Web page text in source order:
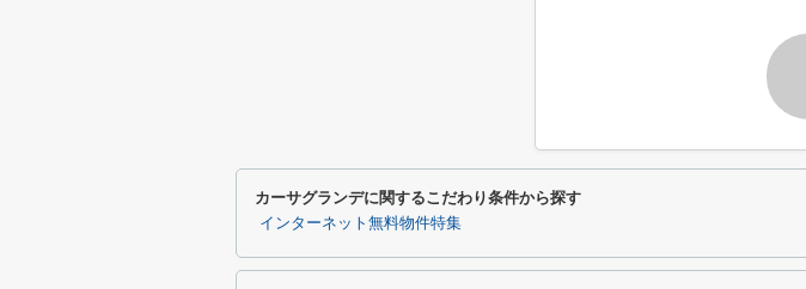
カーサグランデに関するこだわり条件から探す
インターネット無料物件特集